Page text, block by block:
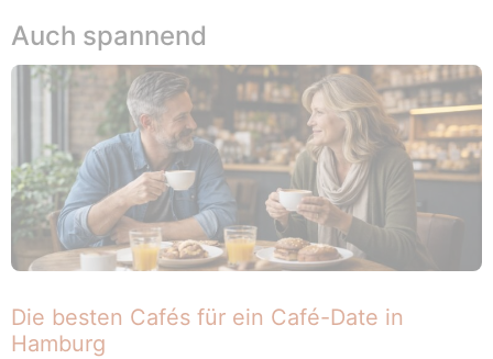
Auch spannend
Die besten Cafés für ein Café-Date in
Hamburg